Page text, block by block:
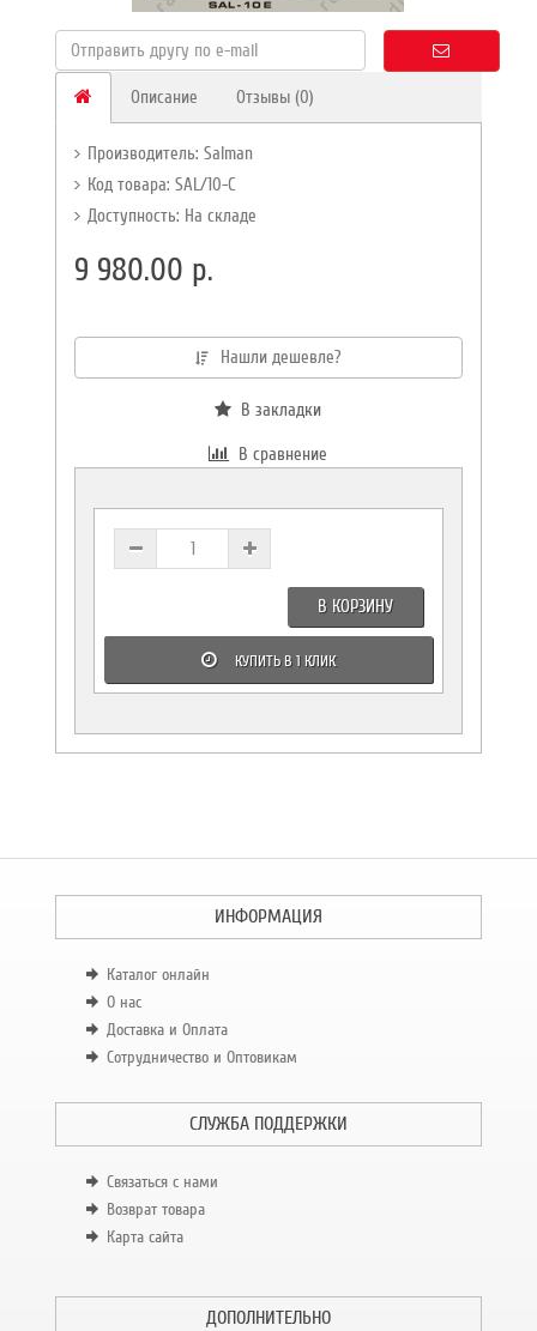
Описание Отзывы (0)
Производитель:Salman
Код товара: SAL/10-C
Доступность: На складе
9 980.00 р.
Нашли дешевле?
В закладки
В сравнение
В КОРЗИНУ
КУПИТЬ В 1 КЛИК
ИНФОРМАЦИЯ
Каталог онлайн
О нас
Доставка и Оплата
Сотрудничество и Оптовикам
СЛУЖБА ПОДДЕРЖКИ
Связаться с нами
Возврат товара
Карта сайта
ДОПОЛНИТЕЛЬНО